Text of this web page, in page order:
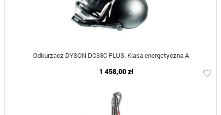
Odkurzacz DYSON DC33C PLUS. Klasa energetyczna A
1 458,00 zł